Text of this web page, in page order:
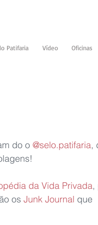
Patifaria Vídeo Oficinas
do o @selo.patifaria,
da Vida Privada,
os Junk Journal que